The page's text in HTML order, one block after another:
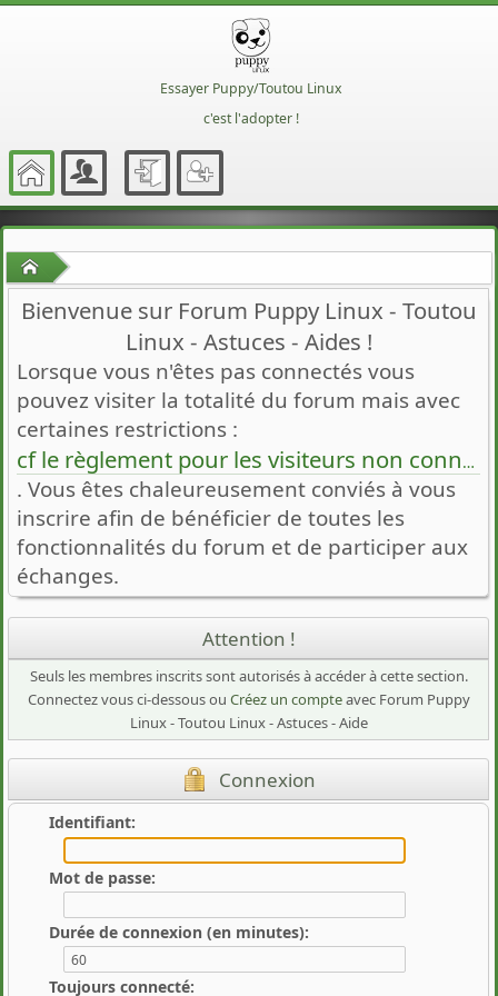
Essayer Puppy/Toutou Linux
c'est l'adopter !
Accueil
Bienvenue sur Forum Puppy Linux - Toutou
Linux - Astuces - Aides !
Lorsque vous n'êtes pas connectés vous
pouvez visiter la totalité du forum mais avec
certaines restrictions :
cf le règlement pour les visiteurs non connectés
. Vous êtes chaleureusement conviés à vous
inscrire afin de bénéficier de toutes les
fonctionnalités du forum et de participer aux
échanges.
Attention !
Seuls les membres inscrits sont autorisés à accéder à cette section.
Connectez vous ci-dessous ou Créez un compteavec Forum Puppy
Linux - Toutou Linux - Astuces - Aide
Connexion
Identifiant:
Mot de passe:
Durée de connexion (en minutes):
Toujours connecté: